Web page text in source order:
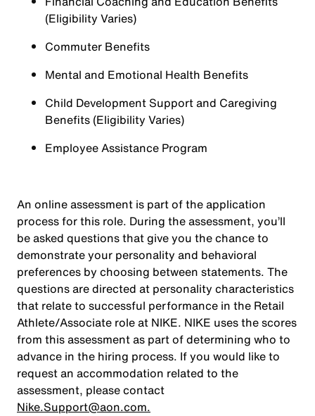
(Eligibility Varies)
Commuter Benefits
Mental and Emotional Health Benefits
Child Development Support and Caregiving
Benefits (Eligibility Varies)
Employee Assistance Program
An online assessment is part of the application
process for this role. During the assessment, you’ll
be asked questions that give you the chance to
demonstrate your personality and behavioral
preferences by choosing between statements. The
questions are directed at personality characteristics
that relate to successful performance in the Retail
Athlete/Associate role at NIKE. NIKE uses the scores
from this assessment as part of determining who to
advance in the hiring process. If you would like to
request an accommodation related to the
assessment, please contact
Nike.Support@aon.com.